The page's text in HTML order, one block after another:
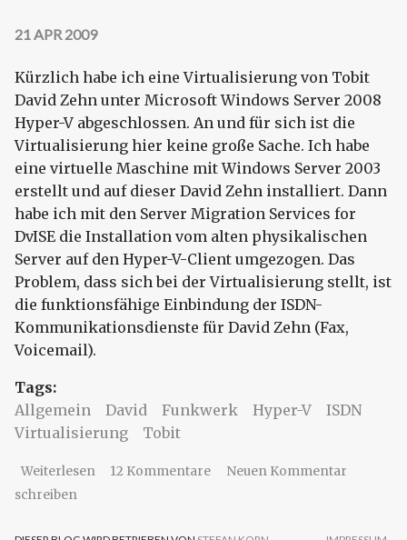
21 APR 2009
Kürzlich habe ich eine Virtualisierung von Tobit
David Zehn unter Microsoft Windows Server 2008
Hyper-V abgeschlossen. An und für sich ist die
Virtualisierung hier keine große Sache. Ich habe
eine virtuelle Maschine mit Windows Server 2003
erstellt und auf dieser David Zehn installiert. Dann
habe ich mit den Server Migration Services for
DvISE die Installation vom alten physikalischen
Server auf den Hyper-V-Client umgezogen. Das
Problem, dass sich bei der Virtualisierung stellt, ist
die funktionsfähige Einbindung der ISDN-
Kommunikationsdienste für David Zehn (Fax,
Voicemail).
Tags:
Allgemein
David Funkwerk Hyper-V
ISDN
Virtualisierung
Tobit
Weiterlesen über Tobit David Zehn Virtualisierung
12 Kommentare
Neuen Kommentar
schreiben